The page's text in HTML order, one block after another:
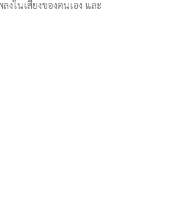
ในเสียงของตนเอง และ